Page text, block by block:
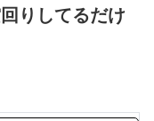
りしてるだけ